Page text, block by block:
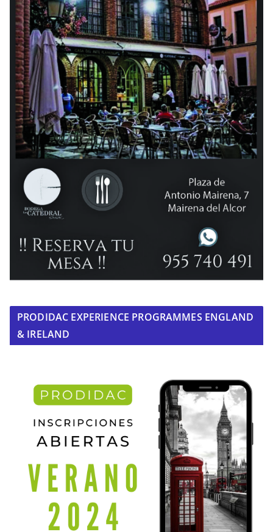
PRODIDAC EXPERIENCE PROGRAMMES ENGLAND
& IRELAND